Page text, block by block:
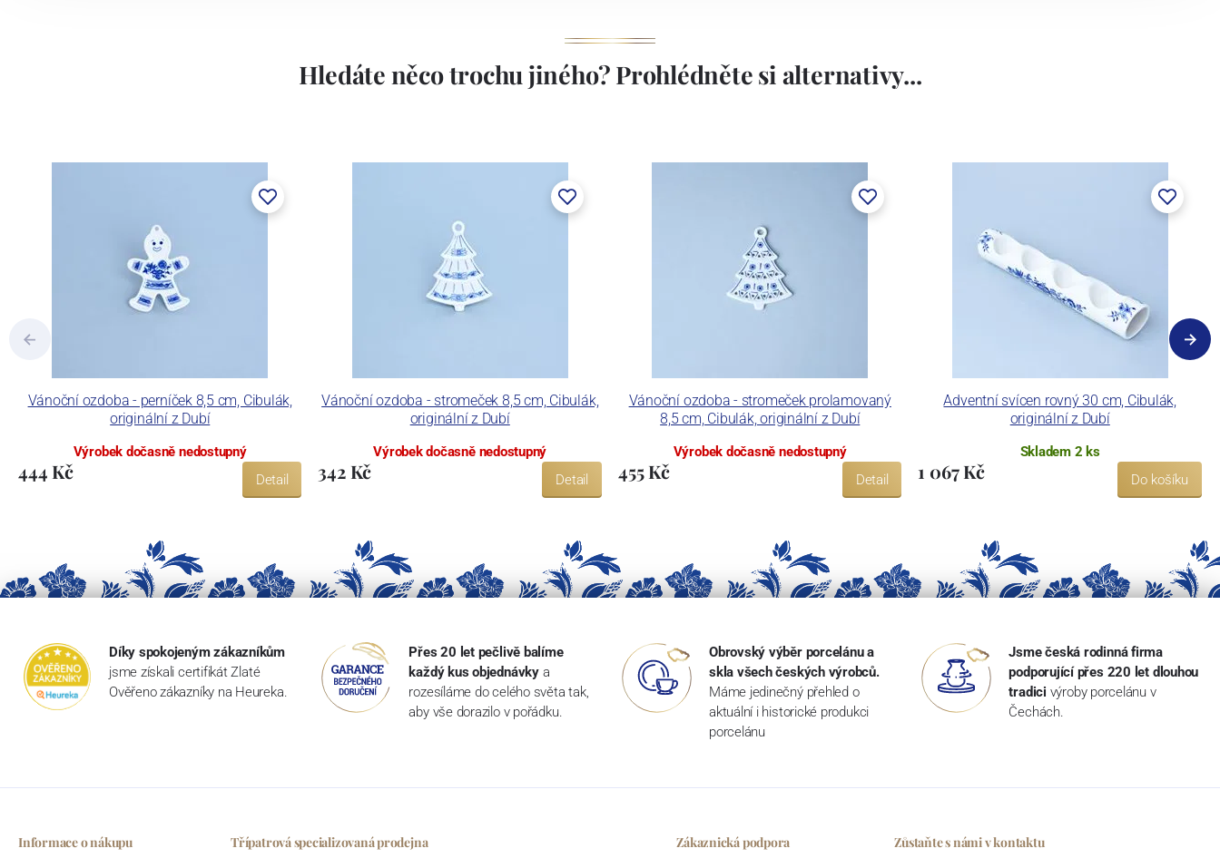
Hledáte něco trochu jiného? Prohlédněte si alternativy...
Vánoční ozdoba - perníček 8,5 cm, Cibulák,
originální z Dubí
Výrobek dočasně nedostupný
444 Kč Detail
Vánoční ozdoba - stromeček 8,5 cm, Cibulák,
originální z Dubí
Výrobek dočasně nedostupný
342 Kč Detail
Vánoční ozdoba - stromeček prolamovaný
8,5 cm, Cibulák, originální z Dubí
Výrobek dočasně nedostupný
455 Kč Detail
Adventní svícen rovný 30 cm, Cibulák,
originální z Dubí
Skladem 2 ks
1 067 Kč Do košíku
Díky spokojeným zákazníkům
jsme získali certifikát Zlaté
Ověřeno zákazníky na Heureka.
Přes 20 let pečlivě balíme
každý kus objednávky a
rozesíláme do celého světa tak,
aby vše dorazilo v pořádku.
Obrovský výběr porcelánu a
skla všech českých výrobců.
Máme jedinečný přehled o
aktuální i historické produkci
porcelánu
Jsme česká rodinná firma
podporující přes 220 let dlouhou
tradici výroby porcelánu v
Čechách.
Informace o nákupu Třípatrová specializovaná prodejna Zákaznická podpora Zůstaňte s námi v kontaktu